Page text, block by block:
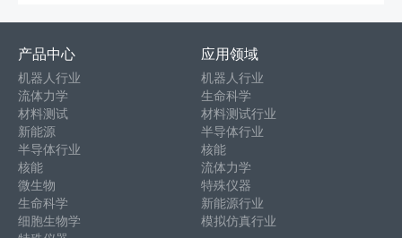
产品中心
机器人行业
流体力学
材料测试
新能源
半导体行业
核能
微生物
生命科学
细胞生物学
应用领域
机器人行业
生命科学
材料测试行业
半导体行业
核能
流体力学
特殊仪器
新能源行业
模拟仿真行业